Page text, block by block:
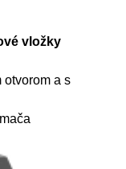
vložky
otvorom a s